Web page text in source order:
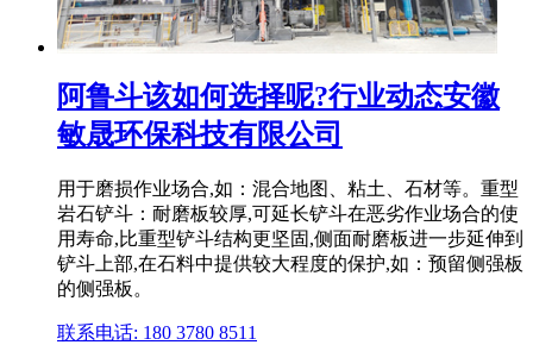
阿鲁斗该如何选择呢?行业动态安徽
敏晟环保科技有限公司
用于磨损作业场合,如：混合地图、粘土、石材等。重型
岩石铲斗：耐磨板较厚,可延长铲斗在恶劣作业场合的使
用寿命,比重型铲斗结构更坚固,侧面耐磨板进一步延伸到
铲斗上部,在石料中提供较大程度的保护,如：预留侧强板
的侧强板。
联系电话: 180 3780 8511